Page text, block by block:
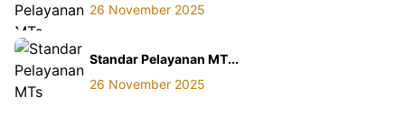
26 November 2025
Standar Pelayanan MT...
26 November 2025